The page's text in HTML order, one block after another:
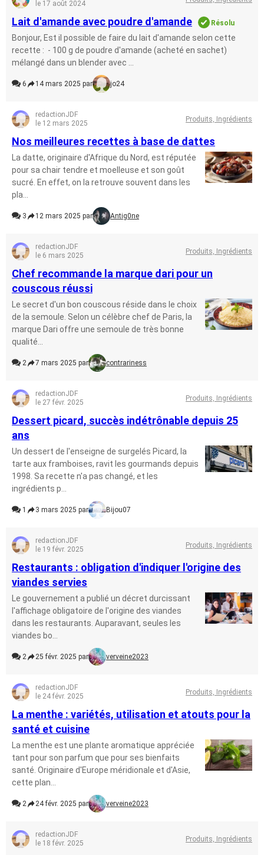
le 17 août 2024
Lait d'amande avec poudre d'amande Résolu
Bonjour, Est il possible de faire du lait d'amande selon cette
recette : - 100 g de poudre d'amande (acheté en sachet)
mélangé dans un blender avec ...
6 14 mars 2025 par jo24
redactionJDF
le 12 mars 2025
Produits, Ingrédients
Nos meilleures recettes à base de dattes
La datte, originaire d'Afrique du Nord, est réputée
pour sa chair tendre et moelleuse et son goût
sucré. En effet, on la retrouve souvent dans les
pla...
3 12 mars 2025 par Antig0ne
redactionJDF
le 6 mars 2025
Produits, Ingrédients
Chef recommande la marque dari pour un
couscous réussi
Le secret d'un bon couscous réside dans le choix
de la semoule. Selon un célèbre chef de Paris, la
marque Dari offre une semoule de très bonne
qualité...
2 7 mars 2025 par contrariness
redactionJDF
le 27 févr. 2025
Produits, Ingrédients
Dessert picard, succès indétrônable depuis 25
ans
Un dessert de l'enseigne de surgelés Picard, la
tarte aux framboises, ravit les gourmands depuis
1998. Sa recette n'a pas changé, et les
ingrédients p...
1 3 mars 2025 par Bijou07
redactionJDF
le 19 févr. 2025
Produits, Ingrédients
Restaurants : obligation d'indiquer l'origine des
viandes servies
Le gouvernement a publié un décret durcissant
l'affichage obligatoire de l'origine des viandes
dans les restaurants. Auparavant, seules les
viandes bo...
2 25 févr. 2025 par verveine2023
redactionJDF
le 24 févr. 2025
Produits, Ingrédients
La menthe : variétés, utilisation et atouts pour la
santé et cuisine
La menthe est une plante aromatique appréciée
tant pour son parfum que pour ses bienfaits
santé. Originaire d'Europe méridionale et d'Asie,
cette plan...
2 24 févr. 2025 par verveine2023
redactionJDF
le 18 févr. 2025
Produits, Ingrédients